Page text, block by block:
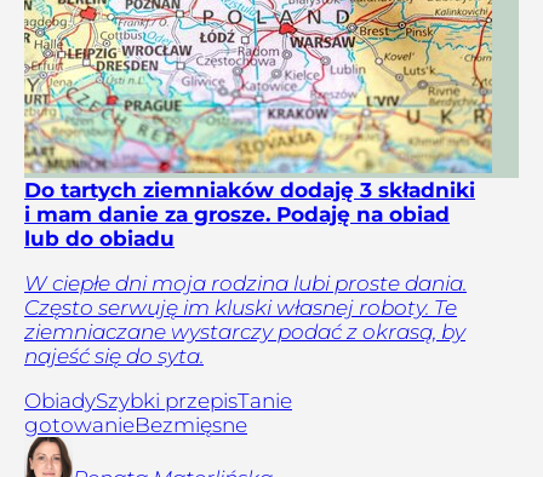
Do tartych ziemniaków dodaję 3 składniki
i mam danie za grosze. Podaję na obiad
lub do obiadu
W ciepłe dni moja rodzina lubi proste dania.
Często serwuję im kluski własnej roboty. Te
ziemniaczane wystarczy podać z okrasą, by
najeść się do syta.
ObiadySzybki przepisTanie
gotowanieBezmięsne